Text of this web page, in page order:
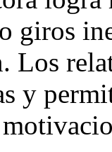
giros
Los
y